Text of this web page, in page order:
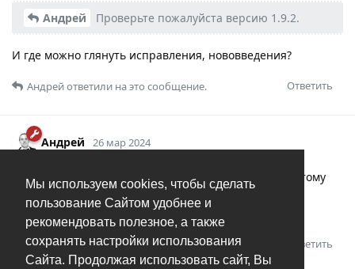
Мы используем cookies, чтобы сделать
пользование Сайтом удобнее и
рекомендовать полезное, а также
сохранять настройки использования
Сайта. Продолжая использовать сайт, Вы
Андрей Проверьте пожалуйста версию 1.9.2.
И где можно глянуть исправления, нововведения?
Ответить
Андрейответили на это сообщение.
Андрей 26 мар 2024
Pims
это багфикс-релиз, нововведений нет, поэтому
нет и аносна. По исправлениям отписываюсь в
Ответить